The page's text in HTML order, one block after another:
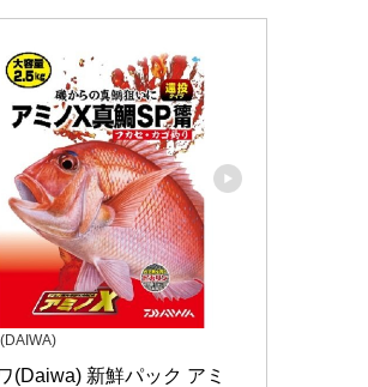
(Daiwa) 新鮮パック アミ